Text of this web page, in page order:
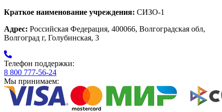
Краткое наименование учреждения: СИЗО-1
Адрес: Российская Федерация, 400066, Волгоградская обл,
Волгоград г, Голубинская, 3
Телефон поддержки:
8 800 777-56-24
Мы принимаем: